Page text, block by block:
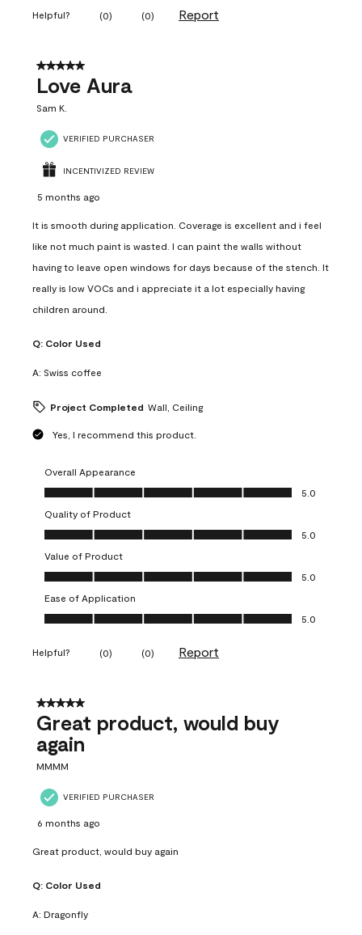
Helpful? (0) (0) Report
5 out of 5 stars.
Love Aura
Sam K.
VERIFIED PURCHASER
INCENTIVIZED REVIEW
5 months ago
It is smooth during application. Coverage is excellent and i feel
like not much paint is wasted. I can paint the walls without
having to leave open windows for days because of the stench. It
really is low VOCs and i appreciate it a lot especially having
children around.
Q: Color Used
A: Swiss coffee
Project Completed Wall, Ceiling
Yes, I recommend this product.
Overall Appearance
Overall Appearance, 5.0 out of 5
5.0
Quality of Product
Quality of Product, 5.0 out of 5
5.0
Value of Product
Value of Product, 5.0 out of 5
5.0
Ease of Application
Ease of Application, 5.0 out of 5
5.0
Helpful? (0) (0) Report
5 out of 5 stars.
Great product, would buy
again
MMMM
VERIFIED PURCHASER
6 months ago
Great product, would buy again
Q: Color Used
A: Dragonfly